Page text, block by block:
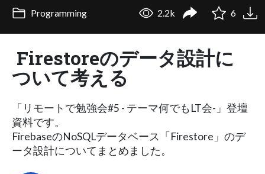
Programming 2.2k 6
Firestoreのデータ設計に
ついて考える
「リモートで勉強会#5 - テーマ何でもLT会-」登壇
資料です。
FirebaseのNoSQLデータベース「Firestore」のデ
ータ設計についてまとめました。